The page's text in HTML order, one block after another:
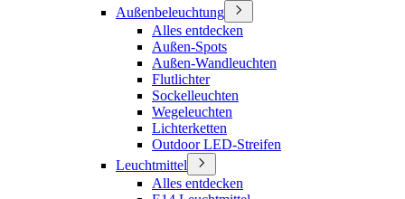
Außenbeleuchtung
Alles entdecken
Außen-Spots
Außen-Wandleuchten
Flutlichter
Sockelleuchten
Wegeleuchten
Lichterketten
Outdoor LED-Streifen
Leuchtmittel
Alles entdecken